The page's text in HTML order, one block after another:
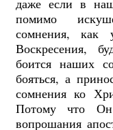
даже если в
помимо
сомнения, как
Воскресения,
боится наших
бояться, а
сомнения ко
Потому что
вопрошания